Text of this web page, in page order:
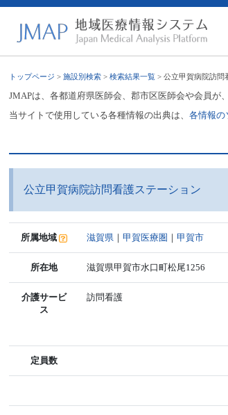
トップページ >施設別検索 >検索結果一覧 > 公立甲賀病院訪問
JMAPは、各都道府県医師会、郡市区医師会や会員
当サイトで使用している各種情報の出典は、各情報の
公立甲賀病院訪問看護ステーション
所属地域 滋賀県 ｜甲賀医療圏 ｜甲賀市
所在地 滋賀県甲賀市水口町松尾1256
介護サービ
ス
訪問看護
定員数